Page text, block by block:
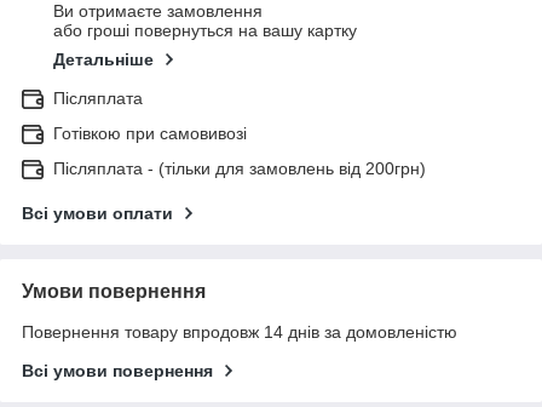
Ви отримаєте замовлення
або гроші повернуться на вашу картку
Детальніше
Післяплата
Готівкою при самовивозі
Післяплата - (тільки для замовлень від 200грн)
Всі умови оплати
Умови повернення
Повернення товару впродовж 14 днів за домовленістю
Всі умови повернення